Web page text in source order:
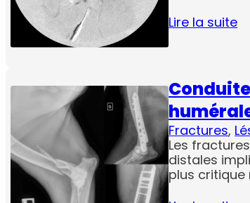
Lire la suite
Fractures,
Les
distales
plus critique